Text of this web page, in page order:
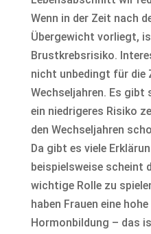
Wenn in der Zeit nach
Übergewicht vorliegt,
Brustkrebsrisiko.
nicht unbedingt für die
Wechseljahren. Es gibt
ein niedrigeres Risiko
den Wechseljahren
Da gibt es viele
beispielsweise scheint
wichtige Rolle zu
haben Frauen eine
Hormonbildung – das